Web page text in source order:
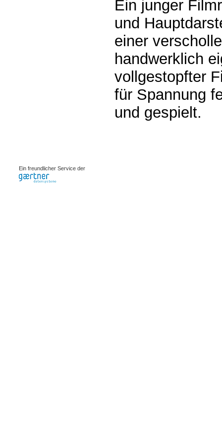
Ein junger
und
einer
handwerklich
vollgestopfter
für Spannung
und gespielt.
Ein freundlicher Service der